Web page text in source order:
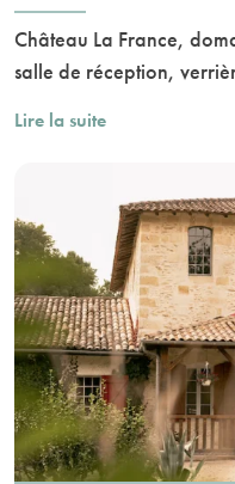
Château La France,
salle de réception,
Lire la suite